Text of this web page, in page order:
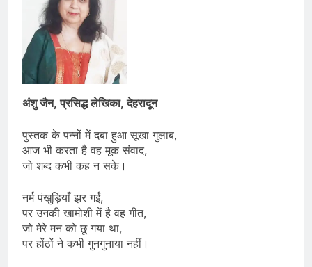
अंशु जैन, प्रसिद्ध लेखिका, देहरादून
पुस्तक के पन्नों में दबा हुआ सूखा गुलाब,
आज भी करता है वह मूक संवाद,
जो शब्द कभी कह न सके।
नर्म पंखुड़ियाँ झर गईं,
पर उनकी खामोशी में है वह गीत,
जो मेरे मन को छू गया था,
पर होंठों ने कभी गुनगुनाया नहीं।